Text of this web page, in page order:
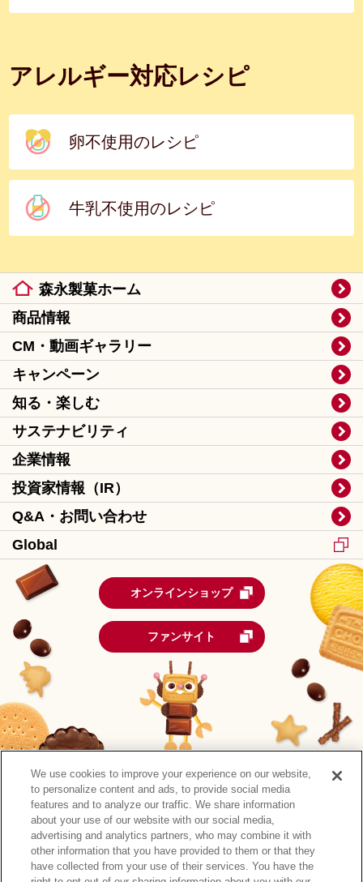
アレルギー対応レシピ
卵不使用のレシピ
牛乳不使用のレシピ
森永製菓ホーム
商品情報
CM・動画ギャラリー
キャンペーン
知る・楽しむ
サステナビリティ
企業情報
投資家情報（IR）
Q&A・お問い合わせ
Global
オンラインショップ
ファンサイト
森永製菓公式アカウント一覧
We use cookies to improve your experience on our website,
to personalize content and ads, to provide social media
features and to analyze our traffic. We share information
about your use of our website with our social media,
advertising and analytics partners, who may combine it with
other information that you have provided to them or that they
have collected from your use of their services. You have the